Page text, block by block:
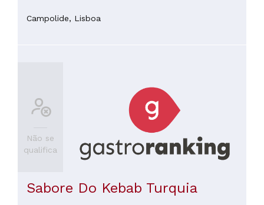
Campolide, Lisboa
Não se
qualifica
Sabore Do Kebab Turquia